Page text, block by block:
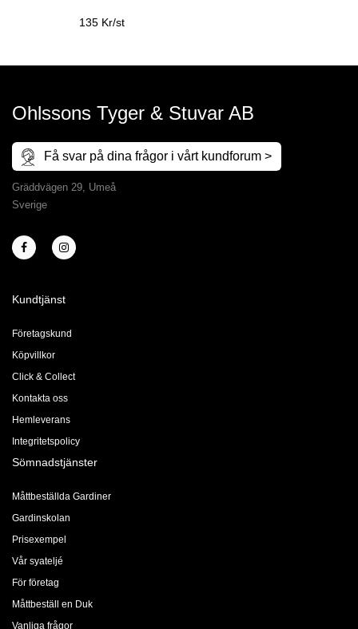
135 Kr/st
Ohlssons Tyger & Stuvar AB
Få svar på dina frågor i vårt kundforum >
Gräddvägen 29, Umeå
Sverige
Kundtjänst
Företagskund
Köpvillkor
Click & Collect
Kontakta oss
Hemleverans
Integritetspolicy
Sömnadstjänster
Måttbeställda Gardiner
Gardinskolan
Prisexempel
Vår syateljé
För företag
Måttbeställ en Duk
Vanliga frågor